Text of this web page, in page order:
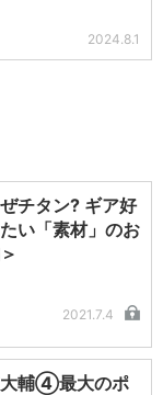
2024.8.1
チタン? ギア好
い「素材」のお
2021.7.4
大輔④最大のポ